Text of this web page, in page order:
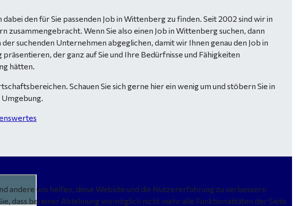
den für Sie passenden Job in Wittenberg zu finden. Seit 2002 sind wir in
Wenn Sie also einen Job in Wittenberg suchen, dann
suchenden Unternehmen abgeglichen, damit wir Ihnen genau den Job in
der ganz auf Sie und Ihre Bedürfnisse und Fähigkeiten
hätten.
Schauen Sie sich gerne hier ein wenig um und stöbern Sie in
andere uns helfen, diese Website und die Nutzererfahrung zu verbessern
dass bei einer Ablehnung womöglich nicht mehr alle Funktionalitäten der Seite